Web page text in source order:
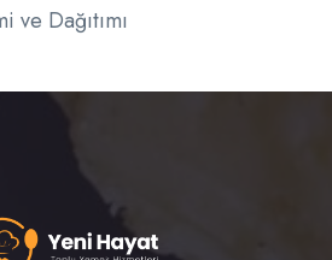
ve Dağıtımı